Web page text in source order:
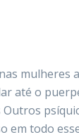
mulheres
até o
em todo